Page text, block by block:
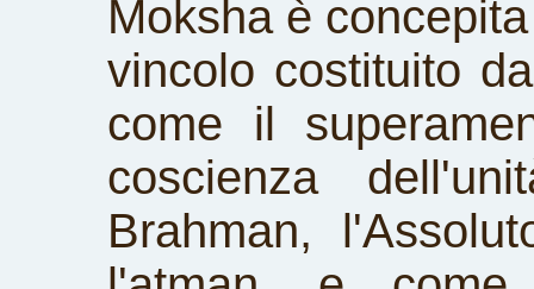
Moksha è
vincolo costituito
come il
coscienza
Brahman,